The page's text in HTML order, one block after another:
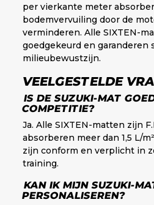
per vierkante meter
bodemvervuiling door de
verminderen. Alle SIXTEN-
goedgekeurd en garanderen
milieubewustzijn.
VEELGESTELDE
IS DE SUZUKI-MAT
COMPETITIE?
Ja. Alle SIXTEN-matten zijn
absorberen meer dan 1,5 L/
zijn conform en verplicht in
training.
KAN IK MIJN SUZUKI-
PERSONALISEREN?